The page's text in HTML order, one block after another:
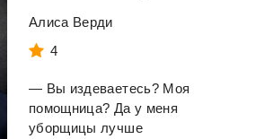
Алиса Верди
4
— Вы издеваетесь? Моя
помощница? Да у меня
уборщицы лучше